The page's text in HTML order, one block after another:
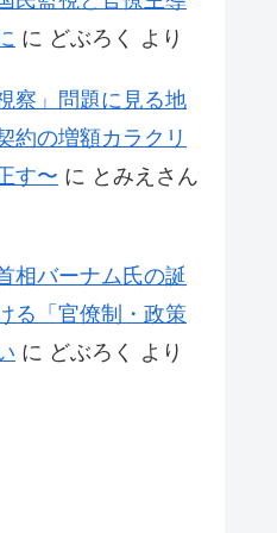
に どぶろく より
察」問題に見る地
約の増額カラクリ
す〜 に とみえさん
相バーナム氏の誕
る「官僚制・政策
に どぶろく より